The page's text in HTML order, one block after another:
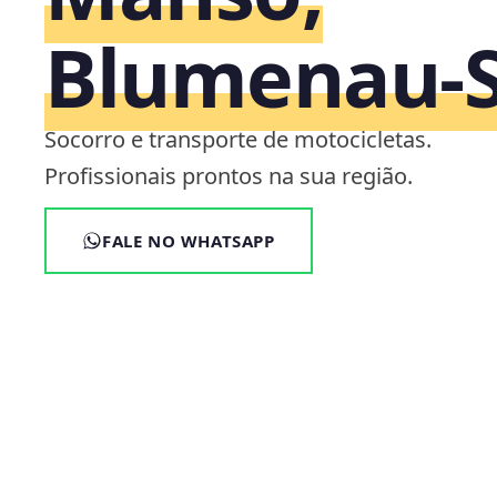
Socorro e transporte de motocicletas.
Profissionais prontos na sua região.
FALE NO WHATSAPP